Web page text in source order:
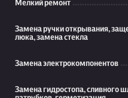
Мелкий ремонт
Замена ручки открывания,
люка, замена стекла
Замена электрокомпонентов
Замена гидростопа, сливного